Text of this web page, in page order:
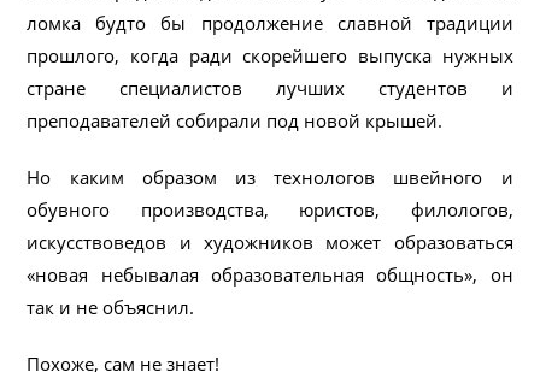
ломка будто бы продолжение славной традиции
прошлого, когда ради скорейшего выпуска нужных
стране специалистов лучших студентов и
преподавателей собирали под новой крышей.
Но каким образом из технологов швейного и
обувного производства, юристов, филологов,
искусствоведов и художников может образоваться
«новая небывалая образовательная общность», он
так и не объяснил.
Похоже, сам не знает!